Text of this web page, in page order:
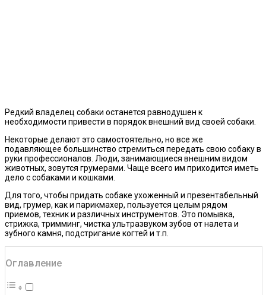
Редкий владелец собаки останется равнодушен к
необходимости привести в порядок внешний вид своей собаки.
Некоторые делают это самостоятельно, но все же
подавляющее большинство стремиться передать свою собаку в
руки профессионалов. Люди, занимающиеся внешним видом
животных, зовутся грумерами. Чаще всего им приходится иметь
дело с собаками и кошками.
Для того, чтобы придать собаке ухоженный и презентабельный
вид, грумер, как и парикмахер, пользуется целым рядом
приемов, техник и различных инструментов. Это помывка,
стрижка, тримминг, чистка ультразвуком зубов от налета и
зубного камня, подстригание когтей и т.п.
Оглавление